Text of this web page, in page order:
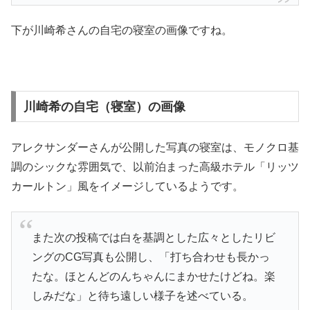
下が川崎希さんの自宅の寝室の画像ですね。
川崎希の自宅（寝室）の画像
アレクサンダーさんが公開した写真の寝室は、モノクロ基
調のシックな雰囲気で、以前泊まった高級ホテル「リッツ
カールトン」風をイメージしているようです。
また次の投稿では白を基調とした広々としたリビ
ングのCG写真も公開し、「打ち合わせも長かっ
たな。ほとんどのんちゃんにまかせたけどね。楽
しみだな」と待ち遠しい様子を述べている。